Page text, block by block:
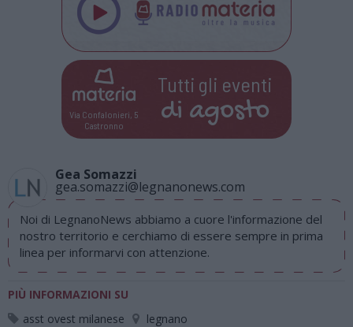
Via Confalonieri, 5
Castronno
Tutti gli eventi
di agosto
Gea Somazzi
gea.somazzi@legnanonews.com
Noi di LegnanoNews abbiamo a cuore l'informazione del
nostro territorio e cerchiamo di essere sempre in prima
linea per informarvi con attenzione.
PIÙ INFORMAZIONI SU
asst ovest milanese
legnano